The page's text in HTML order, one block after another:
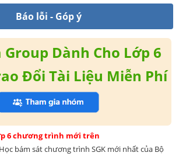
Báo lỗi - Góp ý
Group Dành Cho Lớp 6
Đổi Tài Liệu Miễn Phí
6 chương trình mới trên
Học bám sát chương trình SGK mới nhất của Bộ